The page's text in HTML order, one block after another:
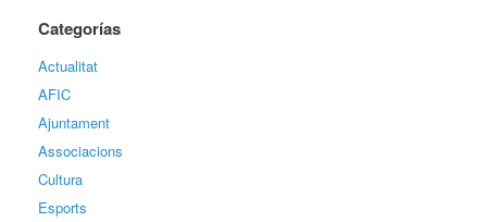
Categorías
Actualitat
AFIC
Ajuntament
Associacions
Cultura
Esports